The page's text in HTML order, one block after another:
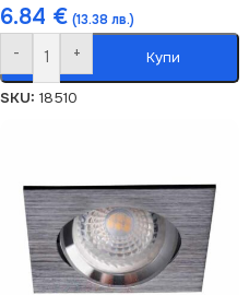
6.84 € (13.38 лв.)
- + Купи
SKU: 18510